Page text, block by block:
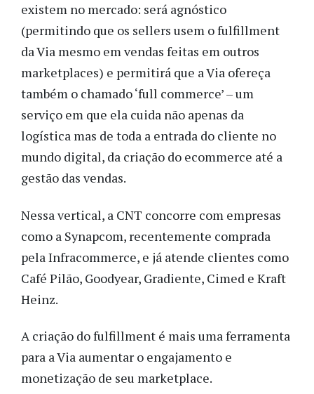
existem no mercado: será agnóstico
(permitindo que os sellers usem o fulfillment
da Via mesmo em vendas feitas em outros
marketplaces) e permitirá que a Via ofereça
também o chamado ‘full commerce’ – um
serviço em que ela cuida não apenas da
logística mas de toda a entrada do cliente no
mundo digital, da criação do ecommerce até a
gestão das vendas.
Nessa vertical, a CNT concorre com empresas
como a Synapcom, recentemente comprada
pela Infracommerce, e já atende clientes como
Café Pilão, Goodyear, Gradiente, Cimed e Kraft
Heinz.
A criação do fulfillment é mais uma ferramenta
para a Via aumentar o engajamento e
monetização de seu marketplace.